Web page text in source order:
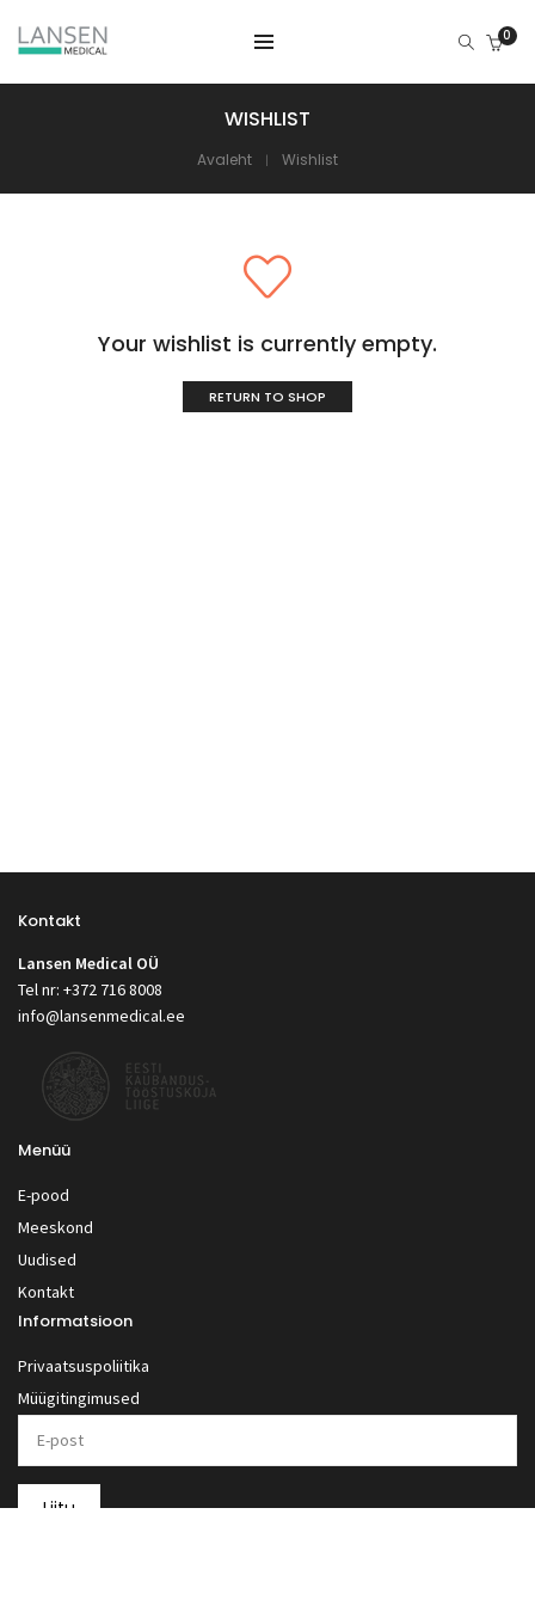
0
WISHLIST
Avaleht Wishlist
Your wishlist is currently empty.
RETURN TO SHOP
Kontakt
Lansen Medical OÜ
Tel nr: +372 716 8008
info@lansenmedical.ee
Menüü
E-pood
Meeskond
Uudised
Kontakt
Informatsioon
Privaatsuspoliitika
Müügitingimused
Liitu